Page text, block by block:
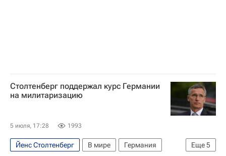
Столтенберг поддержал курс Германии
на милитаризацию
5 июля, 17:28 1993
Еще5
Йенс Столтенберг В мире
Германия